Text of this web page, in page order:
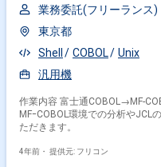
業務委託(フリーランス)
東京都
Shell
COBOL
Unix
汎用機
作業内容 富士通COBOL→MF-
MFｰCOBOL環境での分析やJCL
ただきます。
4年前・ 提供元: フリコン